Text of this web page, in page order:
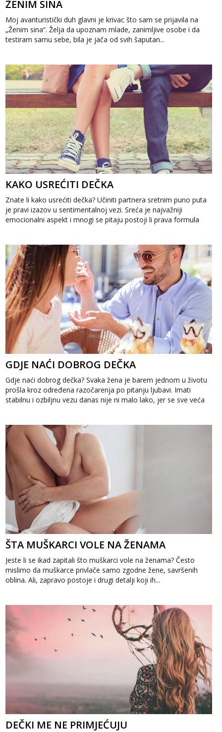
ŽENIM SINA
Moj avanturistički duh glavni je krivac što sam se prijavila na
„Ženim sina“. Želja da upoznam mlade, zanimljive osobe i da
testiram samu sebe, bila je jača od svih šaputan...
KAKO USREĆITI DEČKA
Znate li kako usrećiti dečka? Učiniti partnera sretnim puno puta
je pravi izazov u sentimentalnoj vezi. Sreća je najvažniji
emocionalni aspekt i mnogi se pitaju postoji li prava formula
GDJE NAĆI DOBROG DEČKA
Gdje naći dobrog dečka? Svaka žena je barem jednom u životu
prošla kroz određena razočarenja po pitanju ljubavi. Imati
stabilnu i ozbiljnu vezu danas nije ni malo lako, jer se sve veća
ŠTA MUŠKARCI VOLE NA ŽENAMA
Jeste li se ikad zapitali što muškarci vole na ženama? Često
mislimo da muškarce privlače samo zgodne žene, savršenih
oblina. Ali, zapravo postoje i drugi detalji koji ih...
DEČKI ME NE PRIMJEĆUJU